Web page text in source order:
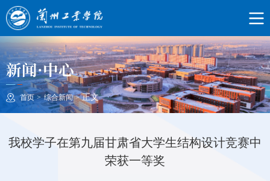
新闻·中心
首页 > 综合新闻 > 正文
我校学子在第九届甘肃省大学生结构设计竞赛中
荣获一等奖